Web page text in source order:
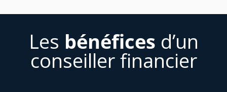
Les bénéfices d’un
conseiller financier